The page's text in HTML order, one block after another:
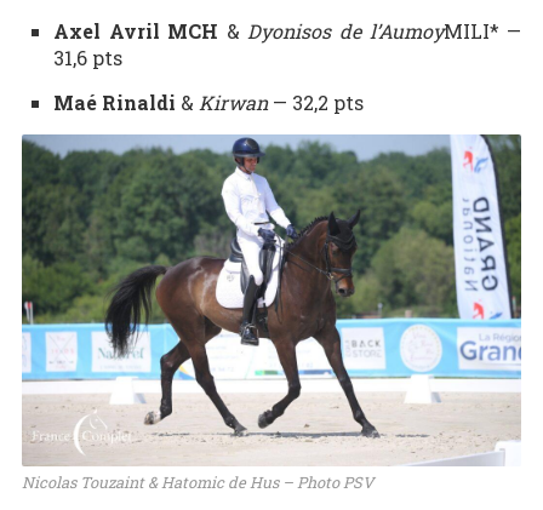
Axel Avril MCH & Dyonisos de l’AumoyMILI* —
31,6 pts
Maé Rinaldi & Kirwan— 32,2 pts
Nicolas Touzaint & Hatomic de Hus – Photo PSV